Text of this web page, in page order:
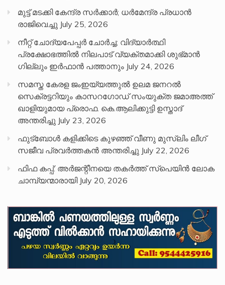
മുട്ട് മടക്കി കേന്ദ്ര സർക്കാർ; ധർമേന്ദ്ര പ്രധാൻ
രാജിവെച്ചു July 25, 2026
നീറ്റ് ചോദ്യപേപ്പര്‍ ചോര്‍ച്ച; വിദ്യാർത്ഥി
പ്രക്ഷോഭത്തിൽ നിലപാട് വ്യക്തമാക്കി ശുഭ്മാൻ
ഗില്ലും ഇർഫാൻ പത്താനും July 24, 2026
സമസ്ത കേരള ജംഇയ്യത്തുൽ ഉലമ ജനറൽ
സെക്രട്ടറിയും കാസറഗോഡ് സംയുക്ത ജമാഅത്ത്
ഖാളിയുമായ പ്രൊഫ. കെ.ആലിക്കുട്ടി ഉസ്താദ്
അന്തരിച്ചു July 23, 2026
ഫുട്ബോൾ കളിക്കിടെ കുഴഞ്ഞ് വീണു മുസ്ലിം ലീഗ്
സജീവ പ്രവർത്തകൻ അന്തരിച്ചു July 22, 2026
ഫിഫ കപ്പ്: അർജന്റീനയെ തകർത്ത് സ്പെയിൻ ലോക
ചാമ്പ്യന്മാരായി July 20, 2026